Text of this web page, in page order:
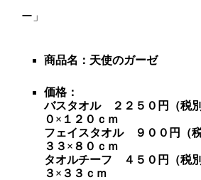
ー」
商品名：天使のガーゼ
価格：
バスタオル ２２５０円（税
０×１２０ｃｍ
フェイスタオル ９００円（
３３×８０ｃｍ
タオルチーフ ４５０円（税
３×３３ｃｍ